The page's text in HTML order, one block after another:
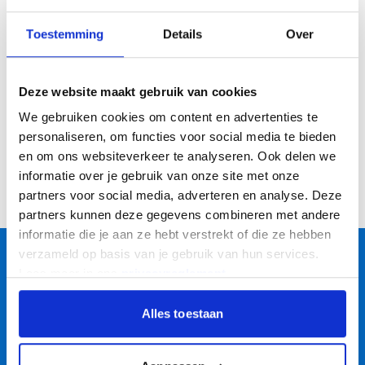
Toestemming Details Over
Deze website maakt gebruik van cookies
We gebruiken cookies om content en advertenties te
personaliseren, om functies voor social media te bieden
en om ons websiteverkeer te analyseren. Ook delen we
informatie over je gebruik van onze site met onze
partners voor social media, adverteren en analyse. Deze
partners kunnen deze gegevens combineren met andere
informatie die je aan ze hebt verstrekt of die ze hebben
verzameld op basis van je gebruik van hun services.
Alles toestaan
choix d'accessoires qui rendront votre travail plus
efficace et plus sûr.
dessièges de chariots élévateurset desceintures
de sécurité. Un entretien adéquat et le
remplacement en temps voulu des pièces
sûr de votre chariot élévateur. En choisissant les
bons accessoires, vous optimisez la durée de vie
ou les performances de votre chariot élévateur.
Lire la suite
Pièces jointes Pièces et accessoires
Le fournisseur complet
pour la logistique !